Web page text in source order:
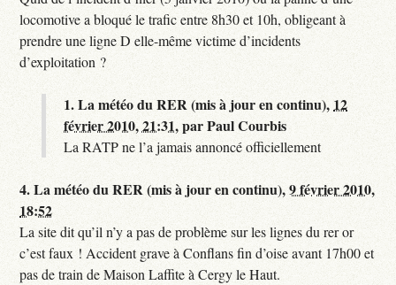
locomotive a bloqué le trafic entre 8h30 et 10h, obligeant à
prendre une ligne D elle-même victime d’incidents
d’exploitation ?
1.La météo du RER (mis à jour en continu), 12
février 2010, 21:31,parPaul Courbis
La RATP ne l’a jamais annoncé officiellement
4.La météo du RER (mis à jour en continu),9 février 2010,
18:52
La site dit qu’il n’y a pas de problème sur les lignes du rer or
c’est faux ! Accident grave à Conflans fin d’oise avant 17h00 et
pas de train de Maison Laffite à Cergy le Haut.